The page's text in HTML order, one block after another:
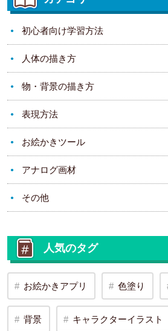
初心者向け学習方法
人体の描き方
物・背景の描き方
表現方法
お絵かきツール
アナログ画材
その他
人気のタグ
お絵かきアプリ 色塗り
背景 キャラクターイラスト